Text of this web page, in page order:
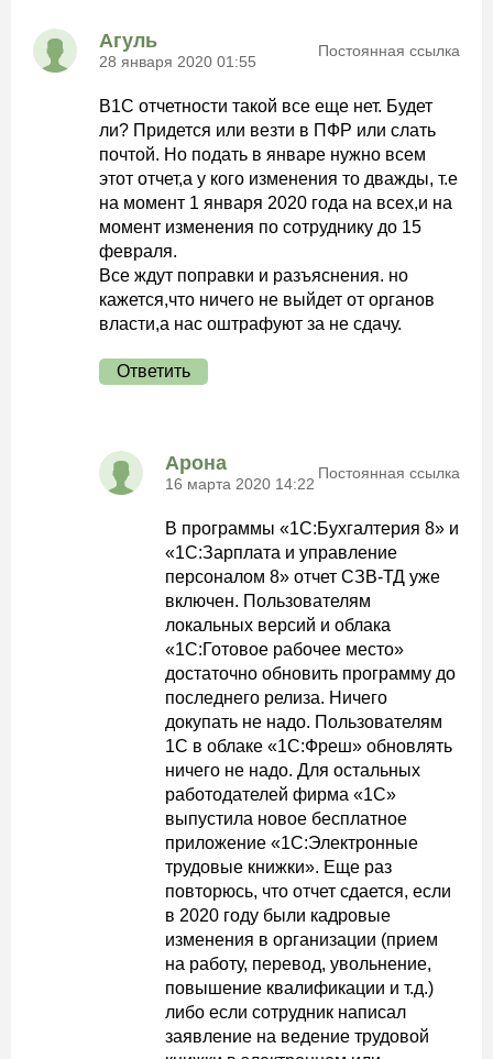
Агуль
28 января 2020 01:55
Постоянная ссылка
В1С отчетности такой все еще нет. Будет
ли? Придется или везти в ПФР или слать
почтой. Но подать в январе нужно всем
этот отчет,а у кого изменения то дважды, т.е
на момент 1 января 2020 года на всех,и на
момент изменения по сотруднику до 15
февраля.
Все ждут поправки и разъяснения. но
кажется,что ничего не выйдет от органов
власти,а нас оштрафуют за не сдачу.
Ответить
Арона
16 марта 2020 14:22
Постоянная ссылка
В программы «1С:Бухгалтерия 8» и
«1С:Зарплата и управление
персоналом 8» отчет СЗВ-ТД уже
включен. Пользователям
локальных версий и облака
«1С:Готовое рабочее место»
достаточно обновить программу до
последнего релиза. Ничего
докупать не надо. Пользователям
1С в облаке «1С:Фреш» обновлять
ничего не надо. Для остальных
работодателей фирма «1С»
выпустила новое бесплатное
приложение «1С:Электронные
трудовые книжки». Еще раз
повторюсь, что отчет сдается, если
в 2020 году были кадровые
изменения в организации (прием
на работу, перевод, увольнение,
повышение квалификации и т.д.)
либо если сотрудник написал
заявление на ведение трудовой